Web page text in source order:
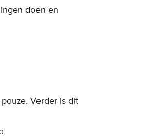
doen en
Verder is dit